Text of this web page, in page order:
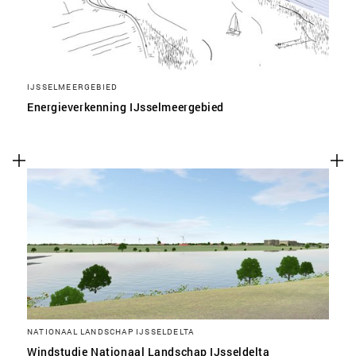
IJSSELMEERGEBIED
Energieverkenning IJsselmeergebied
NATIONAAL LANDSCHAP IJSSELDELTA
Windstudie Nationaal Landschap IJsseldelta